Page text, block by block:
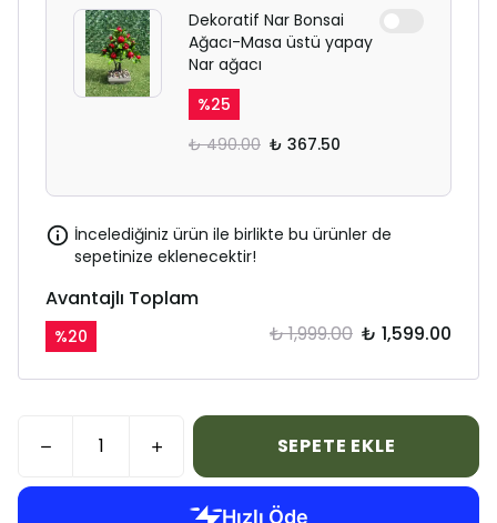
Dekoratif Nar Bonsai
Ağacı-Masa üstü yapay
Nar ağacı
%25
₺ 490.00 ₺ 367.50
İncelediğiniz ürün ile birlikte bu ürünler de
sepetinize eklenecektir!
Avantajlı Toplam
%20 ₺ 1,999.00 ₺ 1,599.00
SEPETE EKLE